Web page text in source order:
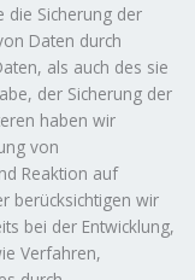
Sicherung der
Daten durch
als auch des sie
der Sicherung der
haben wir
von
Reaktion auf
berücksichtigen wir
bei der Entwicklung,
Verfahren,